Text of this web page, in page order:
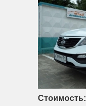
Стоимость: